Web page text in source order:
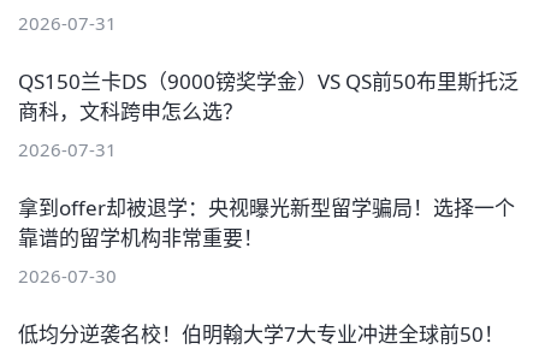
2026-07-31
QS150兰卡DS（9000镑奖学金）VS QS前50布里斯托泛
商科，文科跨申怎么选？
2026-07-31
拿到offer却被退学：央视曝光新型留学骗局！选择一个
靠谱的留学机构非常重要！
2026-07-30
低均分逆袭名校！伯明翰大学7大专业冲进全球前50！